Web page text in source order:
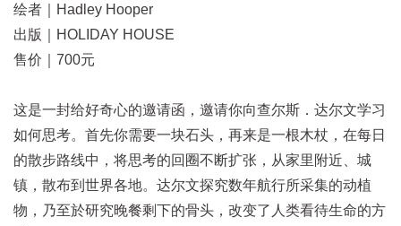
绘者｜Hadley Hooper
出版｜HOLIDAY HOUSE
售价｜700元
这是一封给好奇心的邀请函，邀请你向查尔斯．达尔文学习
如何思考。首先你需要一块石头，再来是一根木杖，在每日
的散步路线中，将思考的回圈不断扩张，从家里附近、城
镇，散布到世界各地。达尔文探究数年航行所采集的动植
物，乃至於研究晚餐剩下的骨头，改变了人类看待生命的方